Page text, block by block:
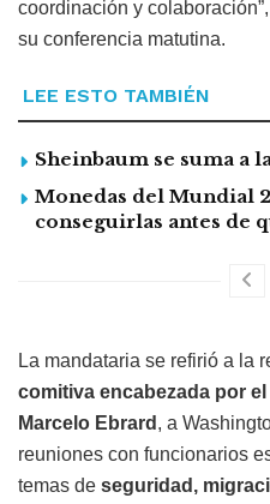
coordinación y
su conferencia matutina.
LEE ESTO TAMBIÉN
Sheinbaum se suma a
Monedas del Mundial
conseguirlas antes de
La mandataria se refirió a la
comitiva encabezada por
Marcelo Ebrard , a
reuniones con funcionarios
temas de seguridad,